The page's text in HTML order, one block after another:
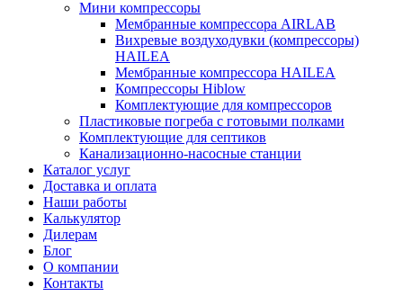
Мини компрессоры
Мембранные компрессора AIRLAB
Вихревые воздуходувки (компрессоры)
HAILEA
Мембранные компрессора HAILEA
Компрессоры Hiblow
Комплектующие для компрессоров
Пластиковые погреба с готовыми полками
Комплектующие для септиков
Канализационно-насосные станции
Каталог услуг
Доставка и оплата
Наши работы
Калькулятор
Дилерам
Блог
О компании
Контакты